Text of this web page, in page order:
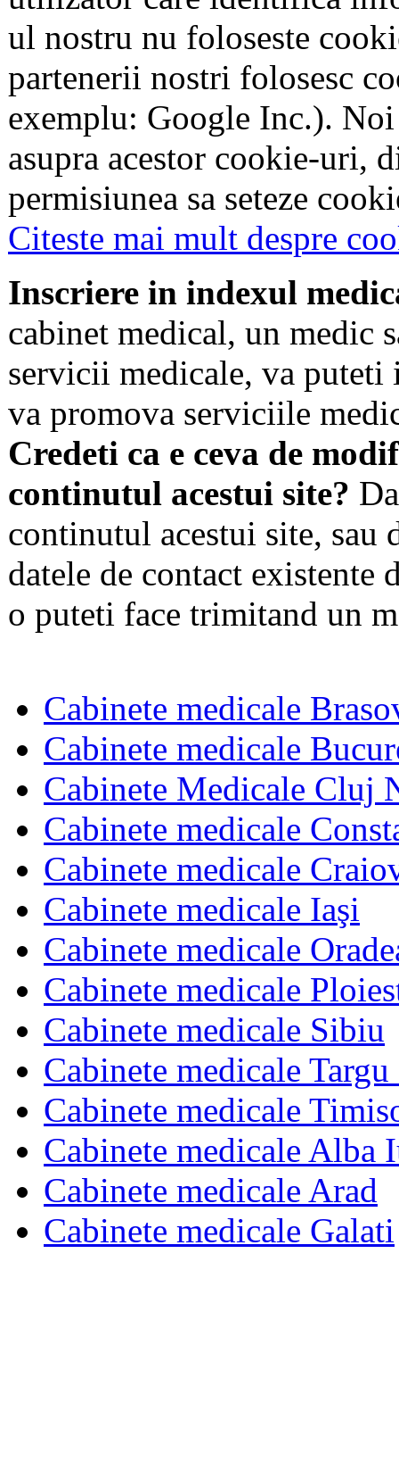
ul nostru nu foloseste
partenerii nostri folosesc
exemplu: Google Inc.).
asupra acestor cookie-uri,
permisiunea sa seteze
Citeste mai mult despre
Inscriere in indexul
cabinet medical, un medic
servicii medicale, va puteti
va promova serviciile
Credeti ca e ceva de
continutul acestui site?
continutul acestui site, sau
datele de contact existente
o puteti face trimitand un
Cabinete medicale
Cabinete medicale
Cabinete Medicale Cluj
Cabinete medicale
Cabinete medicale
Cabinete medicale Iaşi
Cabinete medicale
Cabinete medicale
Cabinete medicale Sibiu
Cabinete medicale
Cabinete medicale
Cabinete medicale Alba
Cabinete medicale Arad
Cabinete medicale Galati